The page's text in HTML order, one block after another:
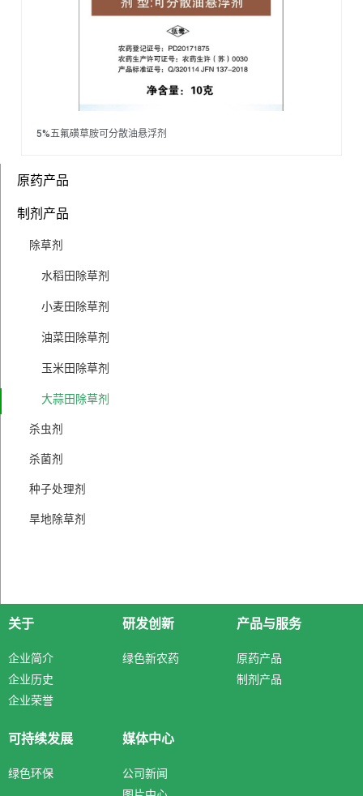
原药产品
制剂产品
除草剂
水稻田除草剂
小麦田除草剂
油菜田除草剂
玉米田除草剂
大蒜田除草剂
杀虫剂
杀菌剂
种子处理剂
旱地除草剂
5%五氟磺草胺可分散油悬浮剂
关于
企业简介
企业历史
企业荣誉
研发创新
绿色新农药
产品与服务
原药产品
制剂产品
可持续发展
绿色环保
媒体中心
公司新闻